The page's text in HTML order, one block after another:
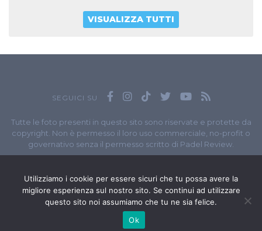
VISUALIZZA TUTTI
SEGUICI SU
Tutte le foto presenti in questo sito sono riservate e protette da
copyright. Non è permesso il loro uso commerciale, no-profit o
governativo senza il permesso scritto di Padel Review.
// P.I. 11965351007
© Copyright 2020-2026 // Web DeveloperMatteo Manna
Utilizziamo i cookie per essere sicuri che tu possa avere la
migliore esperienza sul nostro sito. Se continui ad utilizzare
questo sito noi assumiamo che tu ne sia felice.
Ok